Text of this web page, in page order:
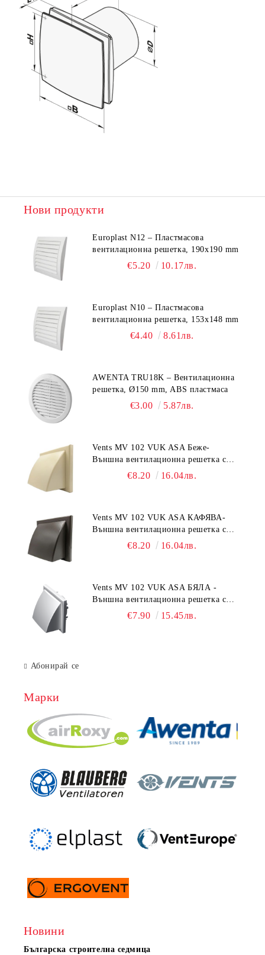
Нови продукти
Europlast N12 – Пластмасова
вентилационна решетка, 190x190 mm
€5.20 10.17лв.
Europlast N10 – Пластмасова
вентилационна решетка, 153x148 mm
€4.40 8.61лв.
AWENTA TRU18K – Вентилационна
решетка, Ø150 mm, ABS пластмаса
€3.00 5.87лв.
Vents MV 102 VUK ASA Беже-
Външна вентилационна решетка с
гравитачна клапа Ø 100, Ø 125,
€8.20 16.04лв.
Vents MV 102 VUK ASA КАФЯВА-
Външна вентилационна решетка с
гравитачна клапа Ø 100, Ø 125,
€8.20 16.04лв.
Vents MV 102 VUK ASA БЯЛА -
Външна вентилационна решетка с
гравитачна клапа Ø 100, Ø 125,
€7.90 15.45лв.
Абонирай се
Марки
Новини
Българска строителна седмица